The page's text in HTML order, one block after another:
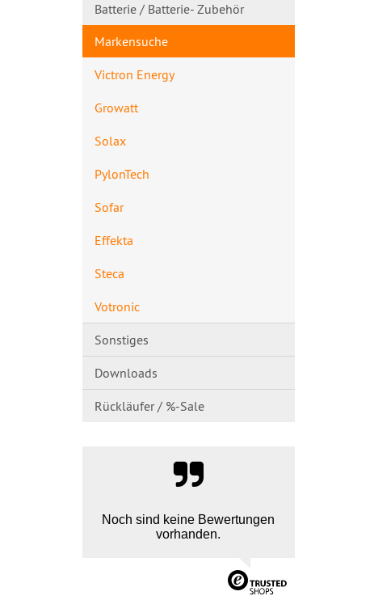
Batterie / Batterie- Zubehör
Markensuche
Victron Energy
Growatt
Solax
PylonTech
Sofar
Effekta
Steca
Votronic
Sonstiges
Downloads
Rückläufer / %-Sale
Noch sind keine Bewertungen
vorhanden.